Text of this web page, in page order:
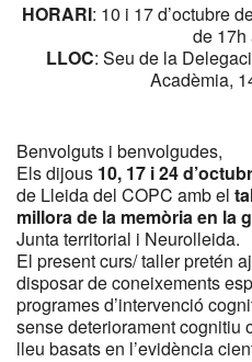
HORARI: 10 i 17 d’octubre
de 17h
LLOC: Seu de la
Acadèmia,
Benvolguts i benvolgudes,
Els dijous 10, 17 i 24
de Lleida del COPC amb el
millora de la memòria en la
Junta territorial i Neurolleida.
El present curs/ taller pretén
disposar de coneixements
programes d’intervenció
sense deteriorament cognitiu
lleu basats en l’evidència